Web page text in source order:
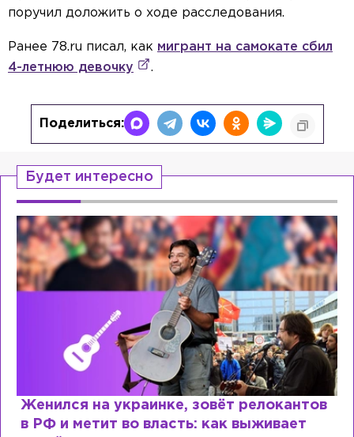
поручил доложить о ходе расследования.
Ранее 78.ru писал, как мигрант на самокате сбил
4-летнюю девочку
.
Поделиться:
Будет интересно
Женился на украинке, зовёт релокантов
в РФ и метит во власть: как выживает